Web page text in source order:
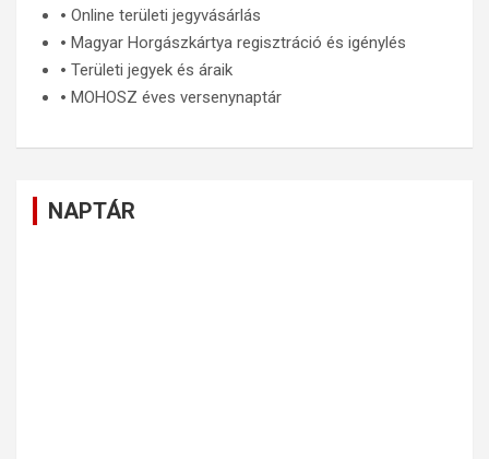
🞄 Online területi jegyvásárlás
🞄 Magyar Horgászkártya regisztráció és igénylés
🞄 Területi jegyek és áraik
🞄 MOHOSZ éves versenynaptár
NAPTÁR